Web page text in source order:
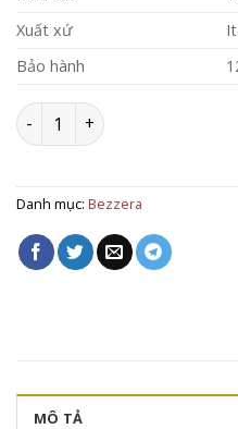
Xuất xứ
Bảo hành
Máy Pha Cafe Bezzera
Danh mục: Bezzera
MÔ TẢ